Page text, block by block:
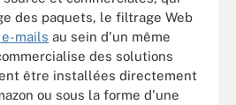
des paquets, le filtrage Web
mails au sein d'un même
des solutions
être installées directement
ou sous la forme d'une